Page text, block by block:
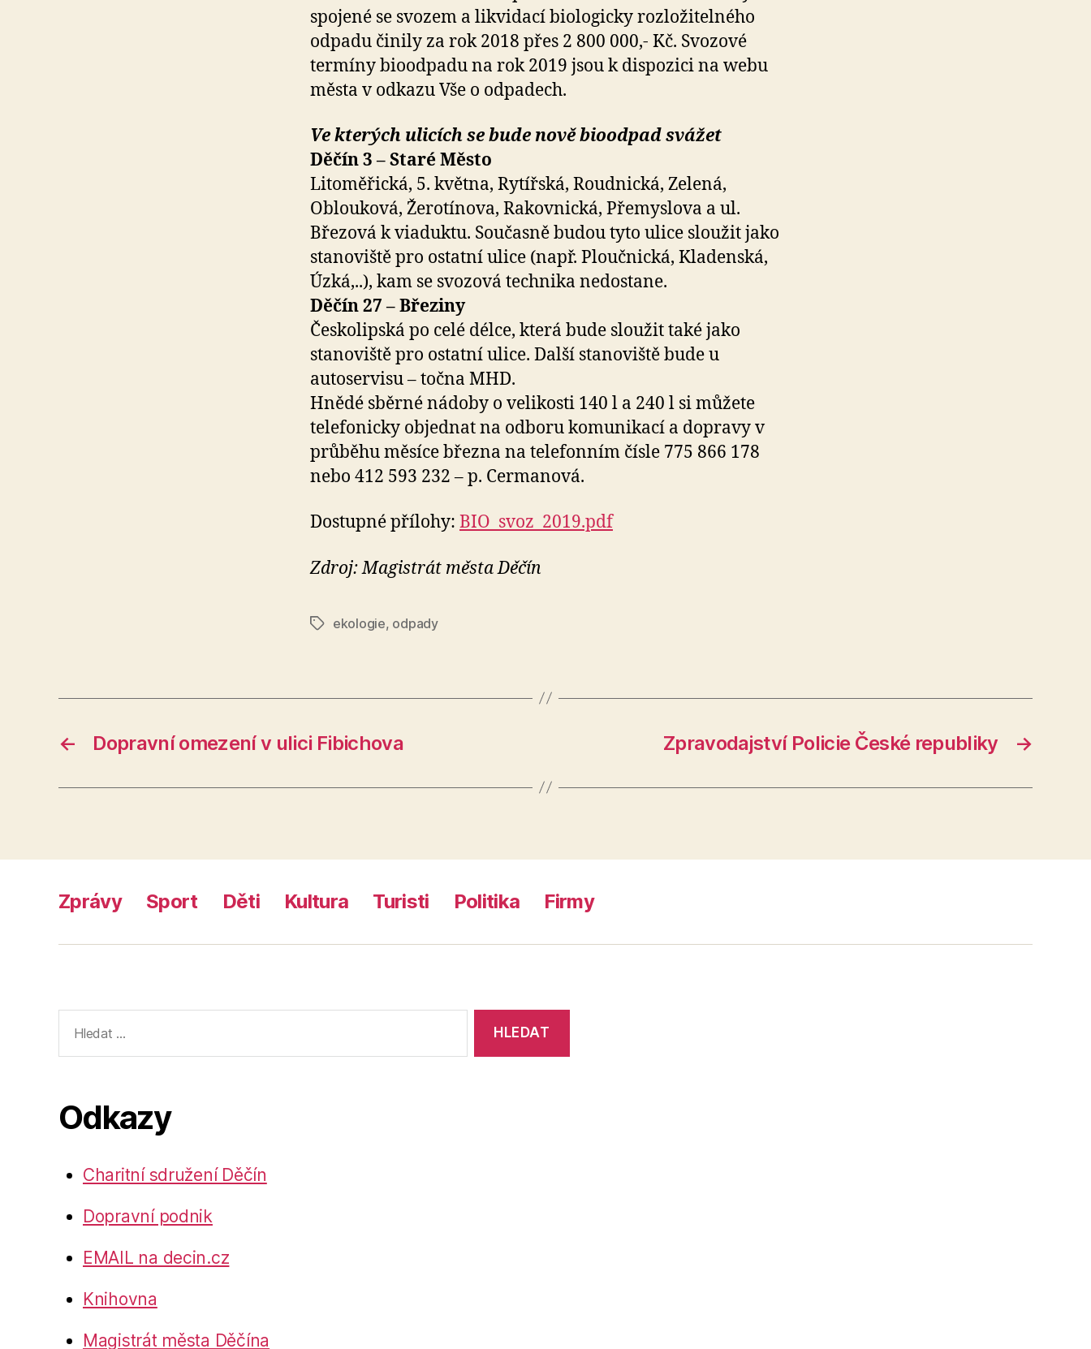
spojené se svozem a likvidací biologicky rozložitelného
odpadu činily za rok 2018 přes 2 800 000,- Kč. Svozové
termíny bioodpadu na rok 2019 jsou k dispozici na webu
města v odkazu Vše o odpadech.
Ve kterých ulicích se bude nově bioodpad svážet
Děčín 3 – Staré Město
Litoměřická, 5. května, Rytířská, Roudnická, Zelená,
Oblouková, Žerotínova, Rakovnická, Přemyslova a ul.
Březová k viaduktu. Současně budou tyto ulice sloužit jako
stanoviště pro ostatní ulice (např. Ploučnická, Kladenská,
Úzká,..), kam se svozová technika nedostane.
Děčín 27 – Březiny
Českolipská po celé délce, která bude sloužit také jako
stanoviště pro ostatní ulice. Další stanoviště bude u
autoservisu – točna MHD.
Hnědé sběrné nádoby o velikosti 140 l a 240 l si můžete
telefonicky objednat na odboru komunikací a dopravy v
průběhu měsíce března na telefonním čísle 775 866 178
nebo 412 593 232 – p. Cermanová.
Dostupné přílohy: BIO_svoz_2019.pdf
Zdroj: Magistrát města Děčín
Štítkyekologie, odpady
← Dopravní omezení v ulici Fibichova →
Zpravodajství Policie České republiky
Zprávy Sport Děti Kultura Turisti Politika Firmy
vyhledávání:
Odkazy
Charitní sdružení Děčín
Dopravní podnik
EMAIL na decin.cz
Knihovna
Magistrát města Děčína